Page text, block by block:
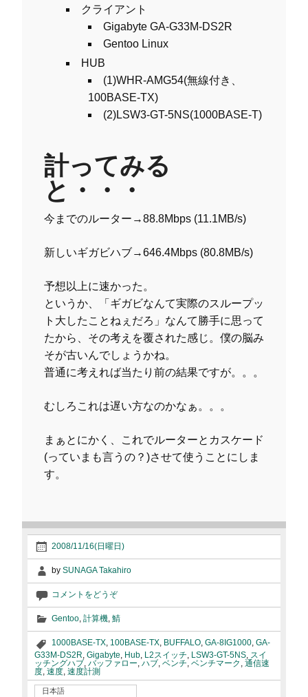
クライアント
Gigabyte GA-G33M-DS2R
Gentoo Linux
HUB
(1)WHR-AMG54(無線付き、
100BASE-TX)
(2)LSW3-GT-5NS(1000BASE-T)
計ってみる
と・・・
今までのルーター→88.8Mbps (11.1MB/s)
新しいギガビハブ→646.4Mbps (80.8MB/s)
予想以上に速かった。
というか、「ギガビなんて実際のスループッ
ト大したことねぇだろ」なんて勝手に思って
たから、その考えを覆された感じ。僕の脳み
そが古いんでしょうかね。
普通に考えれば当たり前の結果ですが。。。
むしろこれは遅い方なのかなぁ。。。
まぁとにかく、これでルーターとカスケード
(っていまも言うの？)させて使うことにしま
す。
2008/11/16(日曜日)
by SUNAGA Takahiro
コメントをどうぞ
Gentoo, 計算機, 鯖
1000BASE-TX, 100BASE-TX, BUFFALO, GA-8IG1000, GA-
G33M-DS2R Gigabyte Hub, L2スイッチ LSW3-GT-5NS, スイ
ッチングハブ, バッファロー ハブ, ベンチ ベンチマーク 通信速
度, 速度, 速度計測
日本語